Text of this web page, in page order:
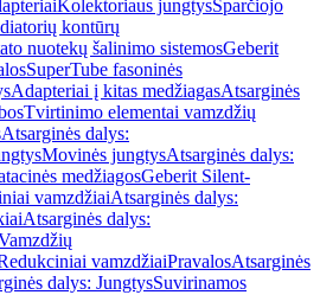
Kolektoriaus jungtysSparčiojo
kontūrų
nuotekų šalinimo sistemosGeberit
SuperTube fasoninės
Adapteriai į kitas medžiagasAtsarginės
Tvirtinimo elementai vamzdžių
Atsarginės dalys:
Movinės jungtysAtsarginės dalys:
medžiagosGeberit Silent-
vamzdžiaiAtsarginės dalys:
Atsarginės dalys:
vamzdžiaiPravalosAtsarginės
dalys: JungtysSuvirinamos